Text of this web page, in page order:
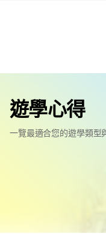
遊學心得
一覽最適合您的遊學類型